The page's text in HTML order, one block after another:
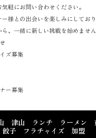
軽にお問い合わせください。
様との出会いを楽しみにしており
、一緒に新しい挑戦を始めません
ズ募集
ー募集
津山 ランチ ラーメン
子 フラチャイズ 加盟